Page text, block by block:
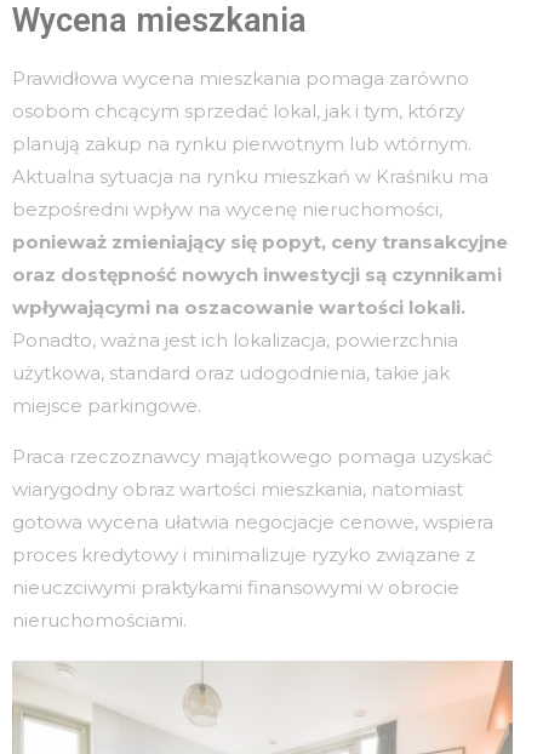
Wycena mieszkania
Prawidłowa wycena mieszkania pomaga zarówno
osobom chcącym sprzedać lokal, jak i tym, którzy
planują zakup na rynku pierwotnym lub wtórnym.
Aktualna sytuacja na rynku mieszkań w Kraśniku ma
bezpośredni wpływ na wycenę nieruchomości,
ponieważ zmieniający się popyt, ceny transakcyjne
oraz dostępność nowych inwestycji są czynnikami
wpływającymi na oszacowanie wartości lokali.
Ponadto, ważna jest ich lokalizacja, powierzchnia
użytkowa, standard oraz udogodnienia, takie jak
miejsce parkingowe.
Praca rzeczoznawcy majątkowego pomaga uzyskać
wiarygodny obraz wartości mieszkania, natomiast
gotowa wycena ułatwia negocjacje cenowe, wspiera
proces kredytowy i minimalizuje ryzyko związane z
nieuczciwymi praktykami finansowymi w obrocie
nieruchomościami.